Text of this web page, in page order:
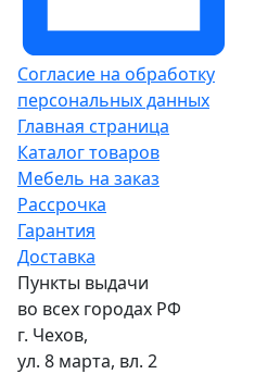
Согласие на обработку
персональных данных
Главная страница
Каталог товаров
Мебель на заказ
Рассрочка
Гарантия
Доставка
Пункты выдачи
во всех городах РФ
г. Чехов,
ул. 8 марта, вл. 2